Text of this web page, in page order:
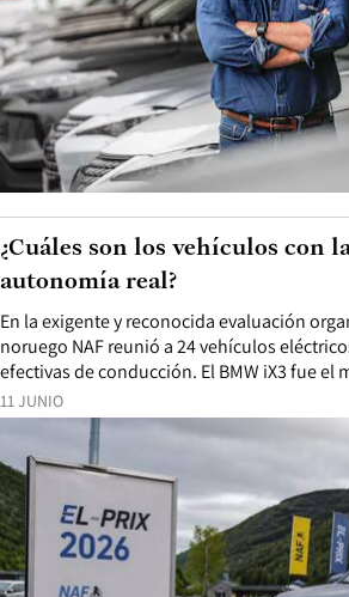
11 JUNIO
En la exigente y reconocida evaluación
noruego NAF reunió a 24 vehículos
efectivas de conducción. El BMW iX3 fue el
¿Cuáles son los vehículos con
autonomía real?